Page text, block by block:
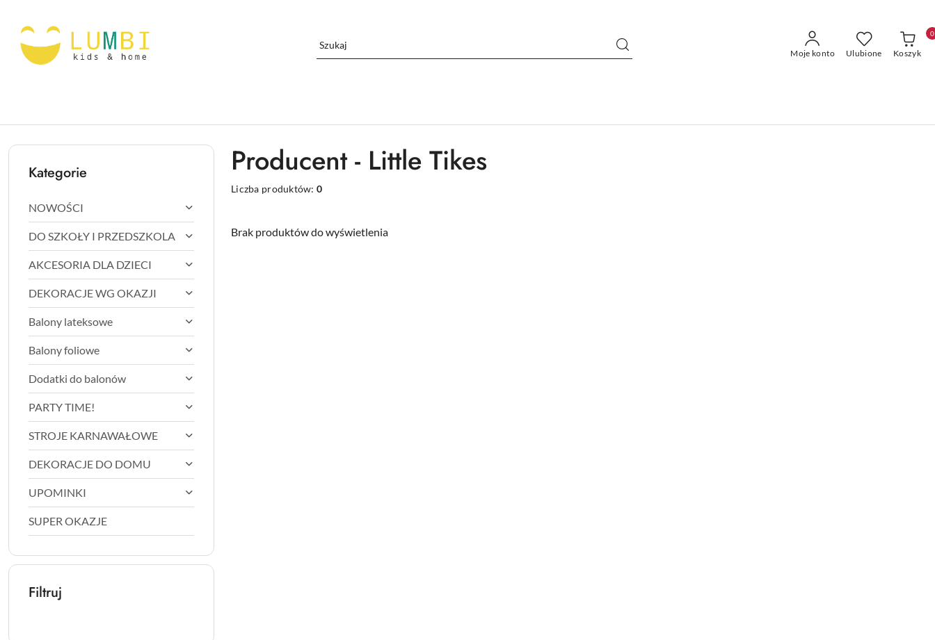
Moje konto Ulubione Koszyk
0
Kategorie
NOWOŚCI
DO SZKOŁY I PRZEDSZKOLA
AKCESORIA DLA DZIECI
DEKORACJE WG OKAZJI
Balony lateksowe
Balony foliowe
Dodatki do balonów
PARTY TIME!
STROJE KARNAWAŁOWE
DEKORACJE DO DOMU
UPOMINKI
SUPER OKAZJE
Filtruj
Producent - Little Tikes
Liczba produktów:0
Brak produktów do wyświetlenia